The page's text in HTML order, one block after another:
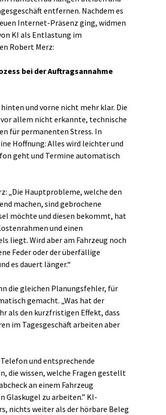
entfernen. Nachdem es
Internet-Präsenz ging, widmen
KI als Entlastung im
Robert Merz:
bei der Auftragsannahme
und vorne nicht mehr klar. Die
allem nicht erkannte, technische
für permanenten Stress. In
Hoffnung: Alles wird leichter und
geht und Termine automatisch
„Die Hauptprobleme, welche den
machen, sind gebrochene
möchte und diesen bekommt, hat
und einen
liegt. Wird aber am Fahrzeug noch
Feder oder der überfällige
es dauert länger.“
die gleichen Planungsfehler, für
gemacht. „Was hat der
als den kurzfristigen Effekt, dass
im Tagesgeschäft arbeiten aber
und entsprechende
die wissen, welche Fragen gestellt
an einem Fahrzeug
zu arbeiten.” KI-
nichts weiter als der hörbare Beleg